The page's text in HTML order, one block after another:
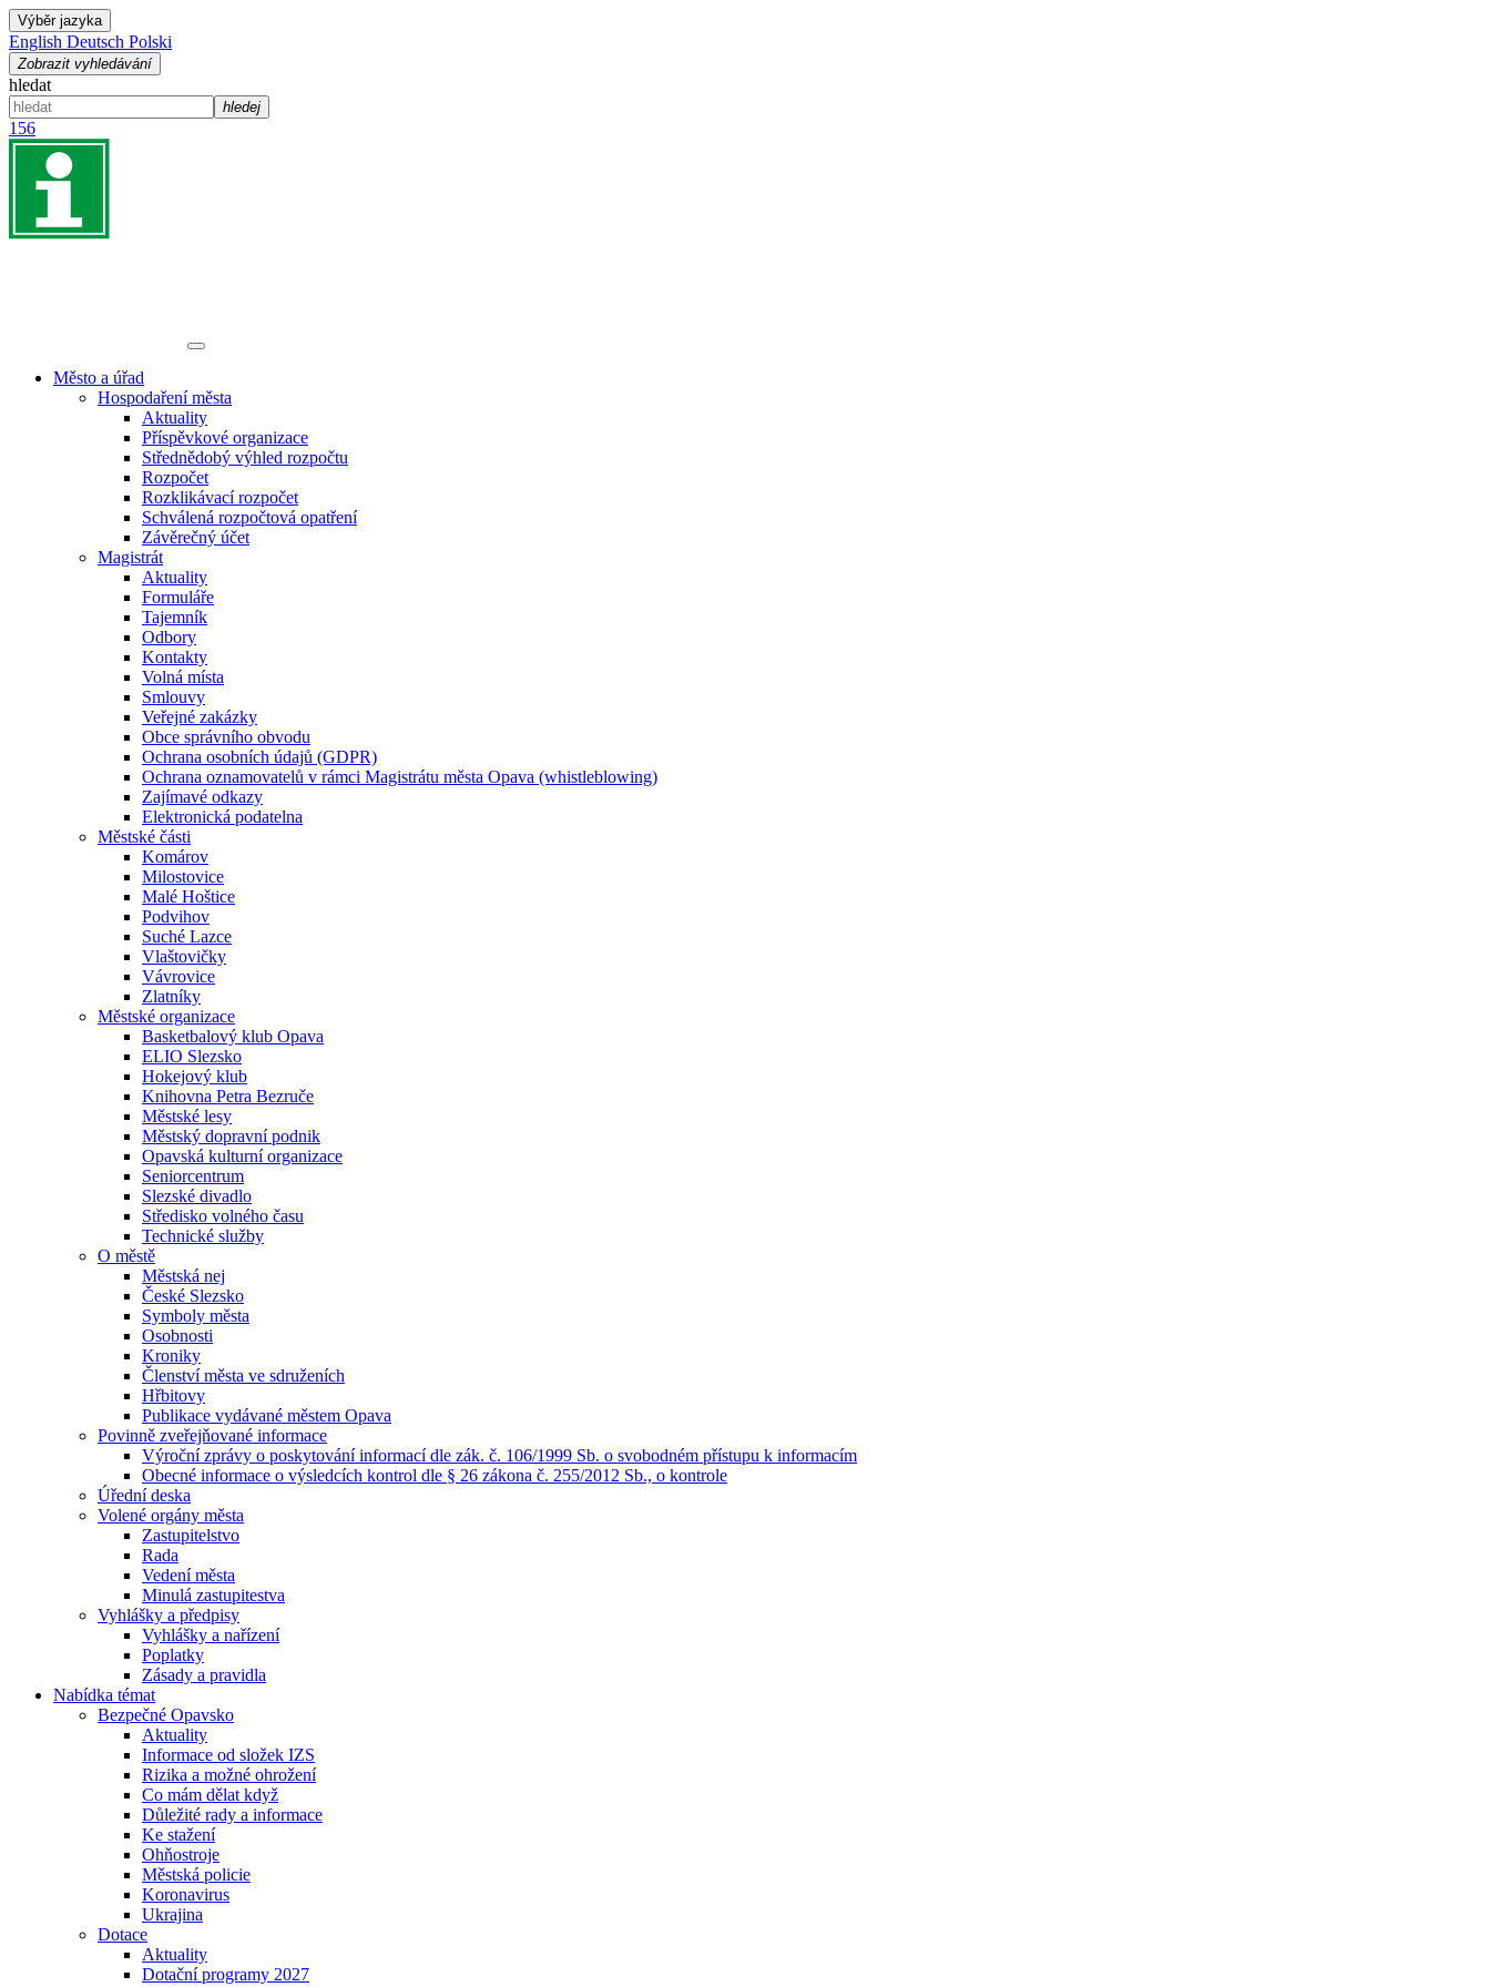
Výběr jazyka
English Deutsch Polski
Zobrazit vyhledávání
hledat
hledej
156
Město a úřad
Hospodaření města
Aktuality
Příspěvkové organizace
Střednědobý výhled rozpočtu
Rozpočet
Rozklikávací rozpočet
Schválená rozpočtová opatření
Závěrečný účet
Magistrát
Aktuality
Formuláře
Tajemník
Odbory
Kontakty
Volná místa
Smlouvy
Veřejné zakázky
Obce správního obvodu
Ochrana osobních údajů (GDPR)
Ochrana oznamovatelů v rámci Magistrátu města Opava (whistleblowing)
Zajímavé odkazy
Elektronická podatelna
Městské části
Komárov
Milostovice
Malé Hoštice
Podvihov
Suché Lazce
Vlaštovičky
Vávrovice
Zlatníky
Městské organizace
Basketbalový klub Opava
ELIO Slezsko
Hokejový klub
Knihovna Petra Bezruče
Městské lesy
Městský dopravní podnik
Opavská kulturní organizace
Seniorcentrum
Slezské divadlo
Středisko volného času
Technické služby
O městě
Městská nej
České Slezsko
Symboly města
Osobnosti
Kroniky
Členství města ve sdruženích
Hřbitovy
Publikace vydávané městem Opava
Povinně zveřejňované informace
Výroční zprávy o poskytování informací dle zák. č. 106/1999 Sb. o svobodném přístupu k informacím
Obecné informace o výsledcích kontrol dle § 26 zákona č. 255/2012 Sb., o kontrole
Úřední deska
Volené orgány města
Zastupitelstvo
Rada
Vedení města
Minulá zastupitestva
Vyhlášky a předpisy
Vyhlášky a nařízení
Poplatky
Zásady a pravidla
Nabídka témat
Bezpečné Opavsko
Aktuality
Informace od složek IZS
Rizika a možné ohrožení
Co mám dělat když
Důležité rady a informace
Ke stažení
Ohňostroje
Městská policie
Koronavirus
Ukrajina
Dotace
Aktuality
Dotační programy 2027